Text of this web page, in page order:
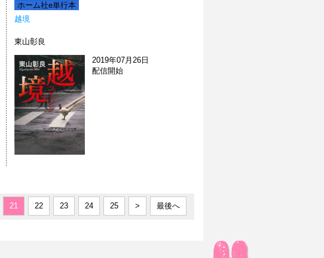
ホーム社e単行本
越境
東山彰良
2019年07月26日
配信開始
21 22 23 24 25 > 最後へ